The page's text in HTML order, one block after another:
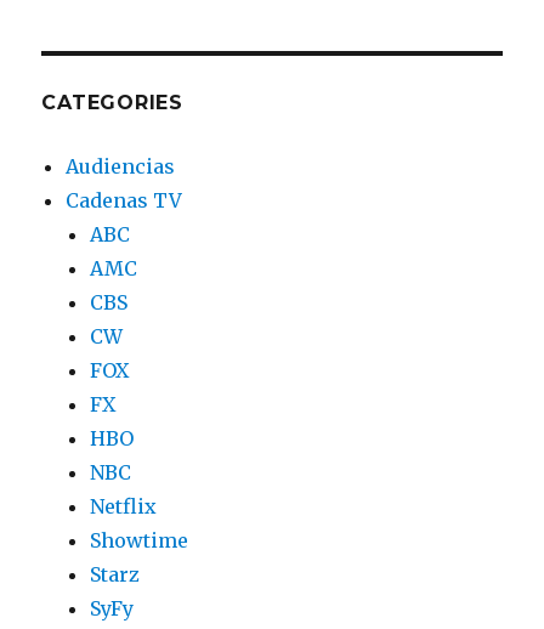
CATEGORIES
Audiencias
Cadenas TV
ABC
AMC
CBS
CW
FOX
FX
HBO
NBC
Netflix
Showtime
Starz
SyFy